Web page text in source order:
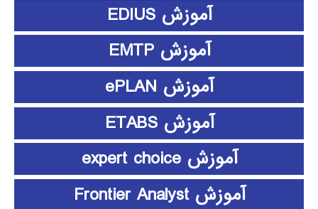
آموزش EDIUS
آموزش EMTP
آموزش ePLAN
آموزش ETABS
آموزش expert choice
آموزش Frontier Analyst